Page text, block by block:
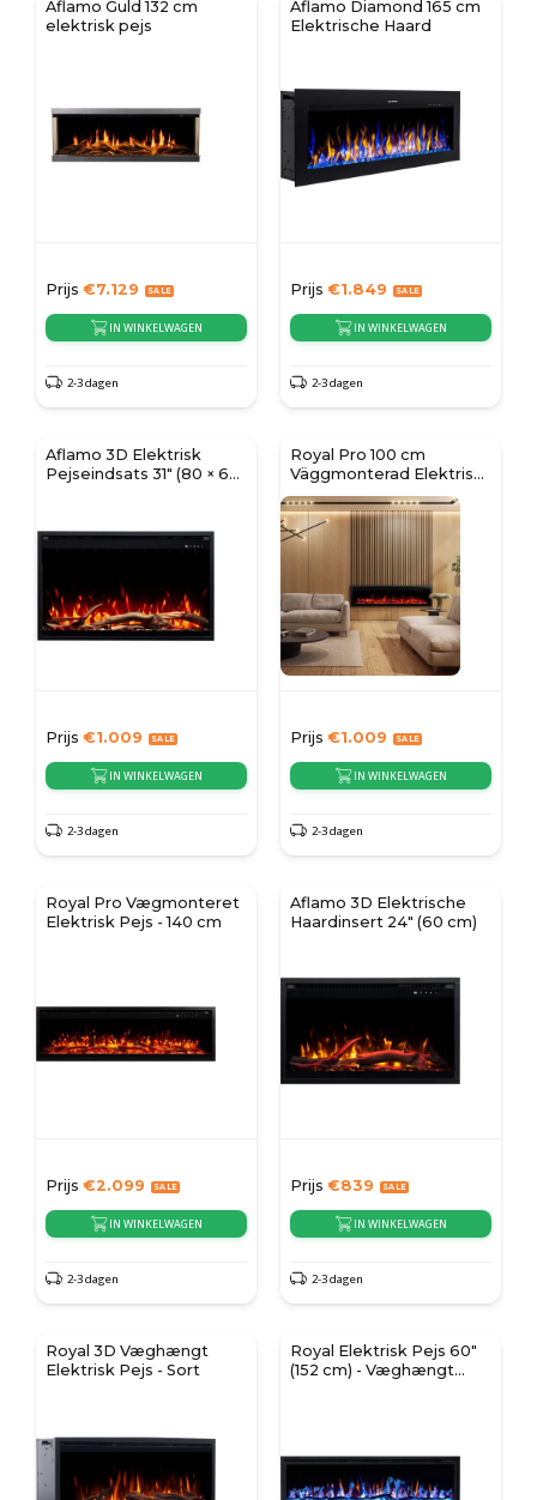
Aflamo Guld 132 cm
elektrisk pejs
Prijs €7.129
IN WINKELWAGEN
2-3 dagen
Aflamo Diamond 165 cm
Elektrische Haard
Prijs €1.849
IN WINKELWAGEN
2-3 dagen
Aflamo 3D Elektrisk
Pejseindsats 31" (80 × 60
Prijs €1.009
IN WINKELWAGEN
2-3 dagen
Royal Pro 100 cm
Väggmonterad Elektrisk
Öppen Spis - Svart
Prijs €1.009
IN WINKELWAGEN
2-3 dagen
Royal Pro Vægmonteret
Elektrisk Pejs - 140 cm
Prijs €2.099
IN WINKELWAGEN
2-3 dagen
Aflamo 3D Elektrische
Haardinsert 24" (60 cm)
Prijs €839
IN WINKELWAGEN
2-3 dagen
Royal 3D Væghængt
Elektrisk Pejs - Sort
Royal Elektrisk Pejs 60"
(152 cm) - Væghængt